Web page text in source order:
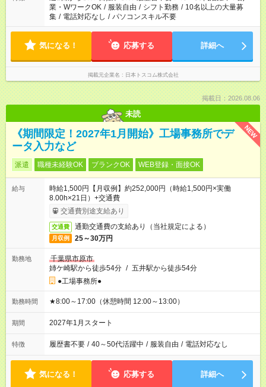
業・WワークOK / 服装自由 / シフト勤務 / 10名以上の大量募
集 / 電話対応なし / パソコンスキル不要
気になる！ 応募する 詳細へ
掲載元企業名 日本トスコム株式会社
掲載日：2026.08.06
未読
NEW
《期間限定！2027年1月開始》工場事務所でデ
ータ入力など
派遣 職種未経験OK ブランクOK WEB登録・面接OK
給与
時給1,500円【月収例】約252,000円（時給1,500円×実働
8.00h×21日）+交通費
交通費別途支給あり
交通費 通勤交通費の支給あり（当社規定による）
月収例 25～30万円
勤務地
千葉県市原市
姉ケ崎駅から徒歩54分 / 五井駅から徒歩54分
●工場事務所●
勤務時間 ★8:00～17:00（休憩時間 12:00～13:00）
期間 2027年1月スタート
特徴 履歴書不要 / 40～50代活躍中 / 服装自由 / 電話対応なし
気になる！ 応募する 詳細へ